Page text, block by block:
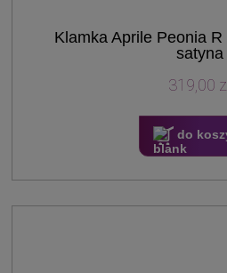
Klamka Aprile Peonia
satyna
319,00
do